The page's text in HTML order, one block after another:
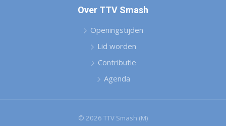
Over TTV Smash
Openingstijden
Lid worden
Contributie
Agenda
© 2026 TTV Smash (M)